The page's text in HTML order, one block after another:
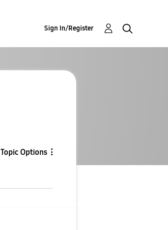
Sign In/Register
Topic Options